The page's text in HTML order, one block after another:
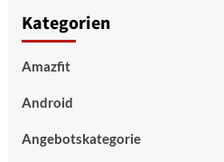
Kategorien
Amazfit
Android
Angebotskategorie